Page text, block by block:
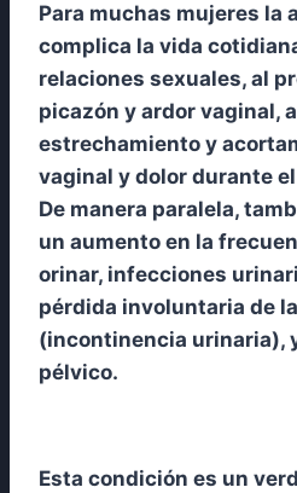
Para muchas mujeres la
complica la vida
relaciones sexuales, al
picazón y ardor vaginal,
estrechamiento y
vaginal y dolor durante
De manera paralela,
un aumento en la
orinar, infecciones
pérdida involuntaria de
(incontinencia urinaria),
pélvico.
Esta condición es un